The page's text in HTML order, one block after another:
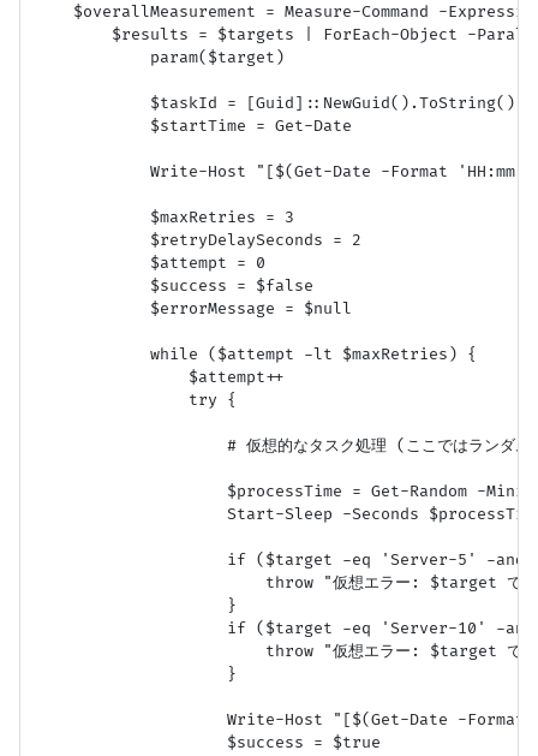
$overallMeasurement = Measure-Command -
$results = $targets | ForEach-Object -
            param($target)
            $taskId = [Guid]::NewGuid().ToString()
            $startTime = Get-Date
Write-Host "[$(Get-Date -Format
            $maxRetries = 3
            $retryDelaySeconds = 2
            $attempt = 0
            $success = $false
            $errorMessage = $null
            while ($attempt -lt $maxRetries) {
                $attempt++
                try {
# 仮想的なタスク処理 (ここではランダム
$processTime = Get-Random -
Start-Sleep -Seconds
if ($target -eq 'Server-5' -and
throw "仮想エラー: $target で一
                    }
if ($target -eq 'Server-10' -and
throw "仮想エラー: $target で認
                    }
Write-Host "[$(Get-Date -Format
                    $success = $true